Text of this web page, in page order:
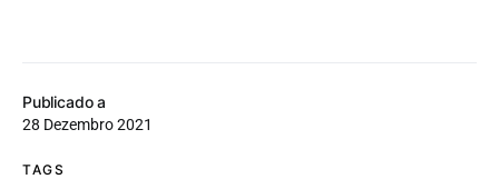
Publicado a
28 Dezembro 2021
TAGS